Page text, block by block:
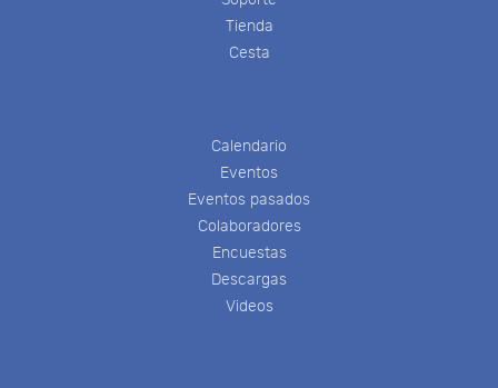
Tienda
Cesta
Calendario
Eventos
Eventos pasados
Colaboradores
Encuestas
Descargas
Videos